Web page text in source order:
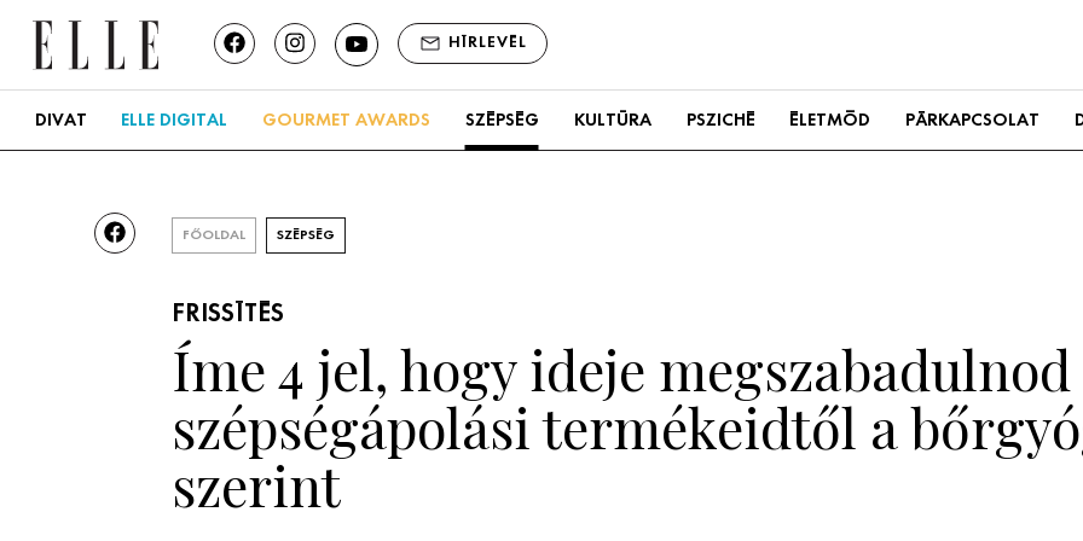
HÍRLEVÉL
DIVAT ELLE DIGITAL GOURMET AWARDS SZÉPSÉG KULTÚRA PSZICHÉ ÉLETMÓD PÁRKAPCSOLAT
FŐOLDAL SZÉPSÉG
FRISSÍTÉS
Íme 4 jel, hogy ideje megszabadulnod
szépségápolási termékeidtől a
szerint